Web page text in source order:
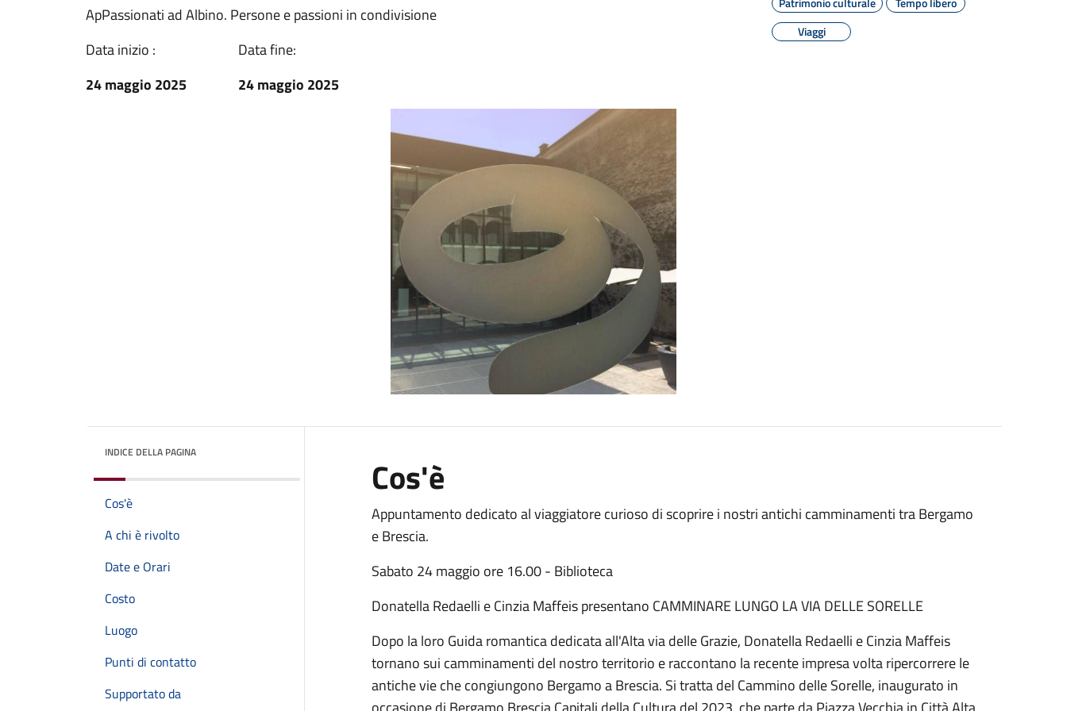
ApPassionati ad Albino. Persone e passioni in condivisione
Data inizio :
24 maggio 2025
Data fine:
24 maggio 2025
Viaggi
INDICE DELLA PAGINA
Cos'è
A chi è rivolto
Date e Orari
Costo
Luogo
Punti di contatto
Supportato da
Cos'è
Appuntamento dedicato al viaggiatore curioso di scoprire i nostri antichi camminamenti tra Bergamo
e Brescia.
Sabato 24 maggio ore 16.00 - Biblioteca
Donatella Redaelli e Cinzia Maffeis presentano CAMMINARE LUNGO LA VIA DELLE SORELLE
Dopo la loro Guida romantica dedicata all'Alta via delle Grazie, Donatella Redaelli e Cinzia Maffeis
tornano sui camminamenti del nostro territorio e raccontano la recente impresa volta ripercorrere le
antiche vie che congiungono Bergamo a Brescia. Si tratta del Cammino delle Sorelle, inaugurato in